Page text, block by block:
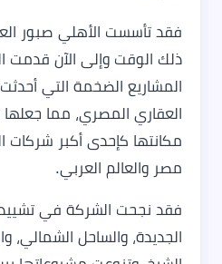
ذلك الوقت وإلى الآن قدمت
المشاريع الضخمة التي
العقاري المصري، مما
مكانتها كإحدى أكبر شركات
مصر والعالم العربي.
فقد نجحت الشركة في تشييد
الجديدة، والساحل الشمالي،